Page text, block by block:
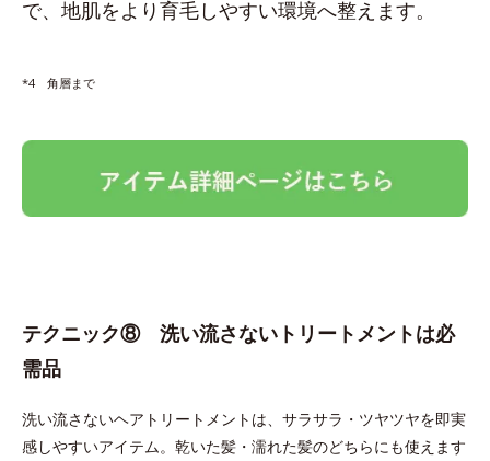
で、地肌をより育毛しやすい環境へ整えます。
*4 角層まで
テクニック⑧ 洗い流さないトリートメントは必
需品
洗い流さないヘアトリートメントは、サラサラ・ツヤツヤを即実
感しやすいアイテム。乾いた髪・濡れた髪のどちらにも使えます